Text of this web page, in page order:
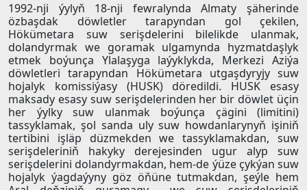
1992-nji ýylyň 18-nji fewralynda Almaty şäherinde
özbaşdak döwletler tarapyndan gol çekilen,
Hökümetara suw serişdelerini bilelikde ulanmak,
dolandyrmak we goramak ulgamynda hyzmatdaşlyk
etmek boýunça Ylalaşyga laýyklykda, Merkezi Aziýa
döwletleri tarapyndan Hökümetara utgaşdyryjy suw
hojalyk komissiýasy (HUSK) döredildi. HUSK esasy
maksady esasy suw serişdelerinden her bir döwlet üçin
her ýylky suw ulanmak boýunça çägini (limitini)
tassyklamak, şol sanda uly suw howdanlarynyň işiniň
tertibini işläp düzmekden we tassyklamakdan, suw
serişdeleriniň hakyky derejesinden ugur alyp suw
serişdelerini dolandyrmakdan, hem-de ýüze çykýan suw
hojalyk ýagdaýyny göz öňüne tutmakdan, şeýle hem